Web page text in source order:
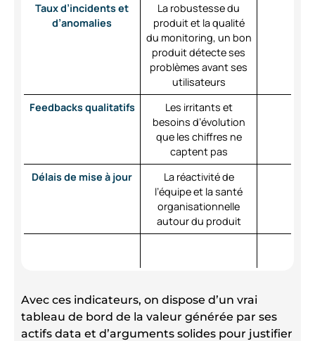
Taux d’incidents et
d’anomalies
La robustesse du
produit et la qualité
du monitoring, un bon
produit détecte ses
problèmes avant ses
utilisateurs
Feedbacks qualitatifs
Les irritants et
besoins d’évolution
que les chiffres ne
captent pas
Délais de mise à jour
La réactivité de
l’équipe et la santé
organisationnelle
autour du produit
Avec ces indicateurs, on dispose d’un vrai
tableau de bord de la valeur générée par ses
actifs data et d’arguments solides pour justifier